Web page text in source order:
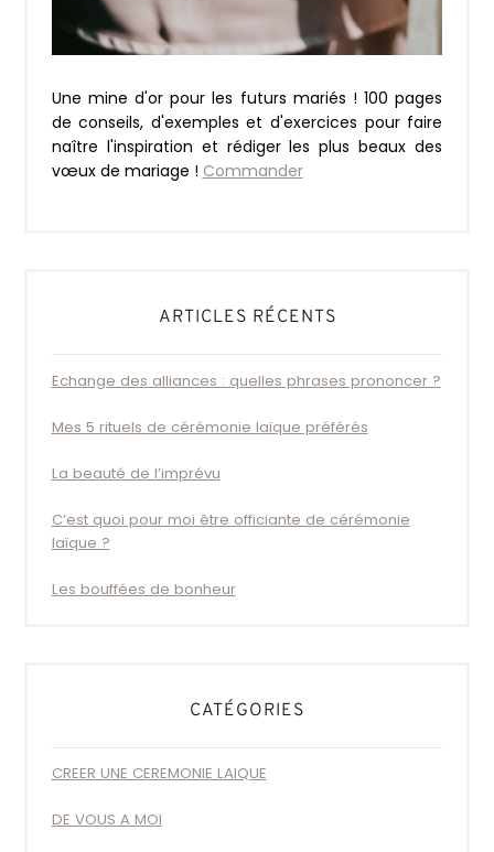
Une mine d'or pour les futurs mariés ! 100 pages
de conseils, d'exemples et d'exercices pour faire
naître l'inspiration et rédiger les plus beaux des
vœux de mariage ! Commander
ARTICLES RÉCENTS
Echange des alliances : quelles phrases prononcer ?
Mes 5 rituels de cérémonie laïque préférés
La beauté de l’imprévu
C’est quoi pour moi être officiante de cérémonie
laïque ?
Les bouffées de bonheur
CATÉGORIES
CREER UNE CEREMONIE LAIQUE
DE VOUS A MOI